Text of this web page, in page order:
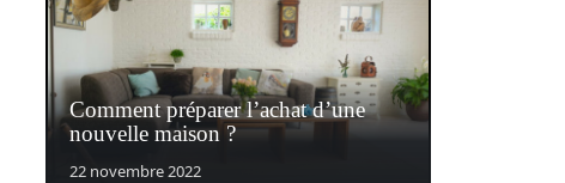
Comment préparer l’achat d’une
nouvelle maison ?
22 novembre 2022